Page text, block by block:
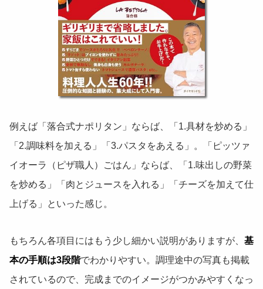
例えば「落合式ナポリタン」ならば、「1.具材を炒める」
「2.調味料を加える」「3.パスタをあえる」。「ピッツァ
イオーラ（ピザ職人）ごはん」ならば、「1.味出しの野菜
を炒める」「肉とジュースを入れる」「チーズを加えて仕
上げる」といった感じ。
もちろん各項目にはもう少し細かい説明がありますが、 基
本の手順は3段階でわかりやすい。調理途中の写真も掲載
されているので、完成までのイメージがつかみやすくなっ